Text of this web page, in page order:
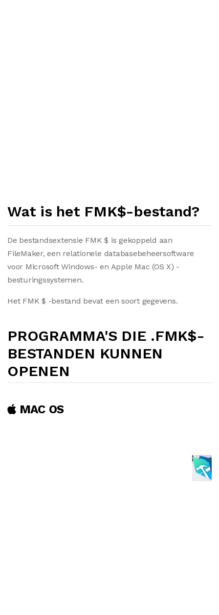
Wat is het FMK$-bestand?
De bestandsextensie FMK $ is gekoppeld aan
FileMaker, een relationele databasebeheersoftware
voor Microsoft Windows- en Apple Mac (OS X) -
besturingssystemen.
Het FMK $ -bestand bevat een soort gegevens.
PROGRAMMA'S DIE .FMK$-
BESTANDEN KUNNEN
OPENEN
MAC OS